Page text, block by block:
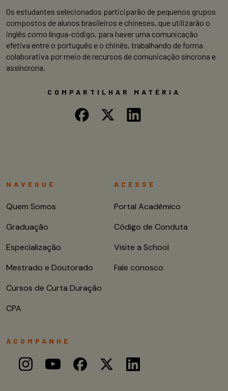
Os estudantes selecionados participarão de pequenos grupos
compostos de alunos brasileiros e chineses, que utilizarão o
inglês como língua-código, para haver uma comunicação
efetiva entre o português e o chinês, trabalhando de forma
colaborativa por meio de recursos de comunicação síncrona e
assíncrona.
COMPARTILHAR MATÉRIA
NAVEGUE
Quem Somos
Graduação
Especialização
Mestrado e Doutorado
Cursos de Curta Duração
CPA
ACESSE
Portal Acadêmico
Código de Conduta
Visite a School
Fale conosco
ACOMPANHE